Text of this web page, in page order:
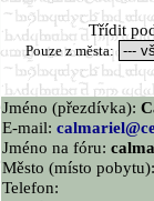
Třídit
Pouze z města:
Jméno (přezdívka):
E-mail:
Jméno na fóru:
Město (místo pobytu):
Telefon: